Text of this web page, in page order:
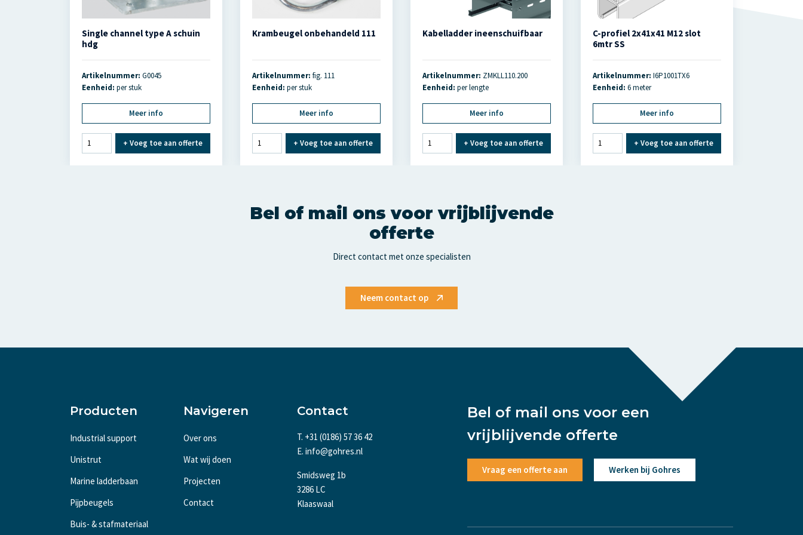
Single channel type A schuin
hdg
Artikelnummer: G0045
Eenheid: per stuk
Meer info
+ Voeg toe aan offerte
Krambeugel onbehandeld 111
Artikelnummer: fig. 111
Eenheid: per stuk
Meer info
+ Voeg toe aan offerte
Kabelladder ineenschuifbaar
Artikelnummer: ZMKLL110.200
Eenheid: per lengte
Meer info
+ Voeg toe aan offerte
C-profiel 2x41x41 M12 slot
6mtr SS
Artikelnummer: I6P1001TX6
Eenheid: 6 meter
Meer info
+ Voeg toe aan offerte
Bel of mail ons voor vrijblijvende
offerte
Direct contact met onze specialisten
Neem contact op
Producten
Industrial support
Unistrut
Marine ladderbaan
Pijpbeugels
Buis- & stafmateriaal
Navigeren
Over ons
Wat wij doen
Projecten
Contact
Contact
T. +31 (0186) 57 36 42
E. info@gohres.nl
Smidsweg 1b
3286 LC
Klaaswaal
Bel of mail ons voor een
vrijblijvende offerte
Vraag een offerte aan Werken bij Gohres